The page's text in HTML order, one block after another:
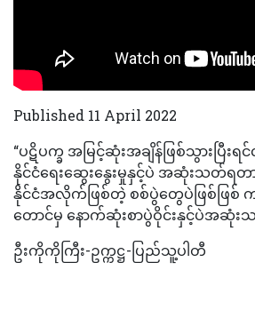
Published 11 April 2022
“ပဋိပက္ခ အမြင့်ဆုံးအချိန်ဖြစ်သွားပြီ
နိုင်ငံရေးဆွေးနွေးမှုနှင့်ပဲ အဆုံးသတ်ရတ
နိုင်ငံအလိုက်ဖြစ်တဲ့ စစ်ပွဲတွေပဲဖြစ်ဖြစ် က
တောင်မှ နောက်ဆုံးစာပွဲဝိုင်းနှင့်ပဲအဆုံး
ဦးကိုကိုကြီး-ဥက္ကဋ္ဌ-ပြည်သူ့ပါတီ